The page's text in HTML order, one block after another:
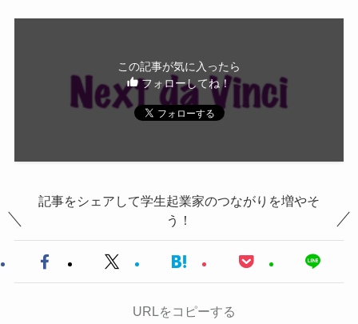
この記事が気に入ったら
フォローしてね！
記事をシェアして学生起業家のつながりを増やそ
う！
URLをコピーする